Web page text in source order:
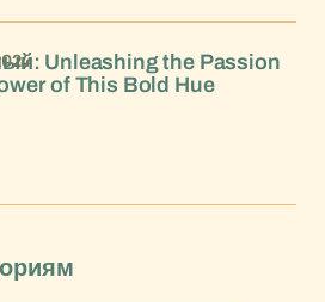
Unleashing the Passion
of This Bold Hue